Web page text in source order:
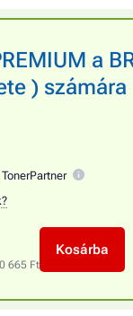
a
) számára
TonerPartner
665 Ft
Kosárba